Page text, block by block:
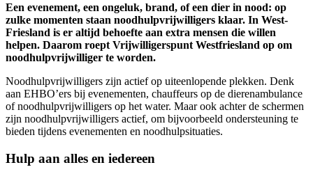
Een evenement, een ongeluk, brand, of een dier in nood: op
zulke momenten staan noodhulpvrijwilligers klaar. In West-
Friesland is er altijd behoefte aan extra mensen die willen
helpen. Daarom roept Vrijwilligerspunt Westfriesland op om
noodhulpvrijwilliger te worden.
Noodhulpvrijwilligers zijn actief op uiteenlopende plekken. Denk
aan EHBO’ers bij evenementen, chauffeurs op de dierenambulance
of noodhulpvrijwilligers op het water. Maar ook achter de schermen
zijn noodhulpvrijwilligers actief, om bijvoorbeeld ondersteuning te
bieden tijdens evenementen en noodhulpsituaties.
Hulp aan alles en iedereen